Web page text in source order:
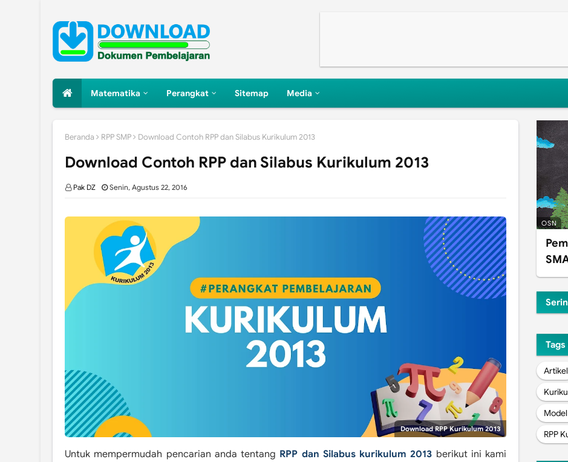
Matematika Perangkat Sitemap Media
Beranda RPP SMP Download Contoh RPP dan Silabus Kurikulum 2013
Download Contoh RPP dan Silabus Kurikulum 2013
Pak DZ Senin, Agustus 22, 2016
Download RPP Kurikulum 2013
Untuk mempermudah pencarian anda tentang RPP dan Silabus kurikulum 2013 berikut ini kami
OSN
Artikel
RPP